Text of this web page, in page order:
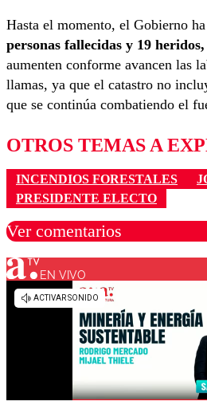
Hasta el momento, el Gobierno ha
personas fallecidas y 19 heridos,
aumenten conforme avancen las
llamas, ya que el catastro no
que se continúa combatiendo el
OTROS TEMAS A
INCENDIOS FORESTALES
PRESIDENTE ELECTO
Ver comentarios
Los comentarios son
EN VIVO